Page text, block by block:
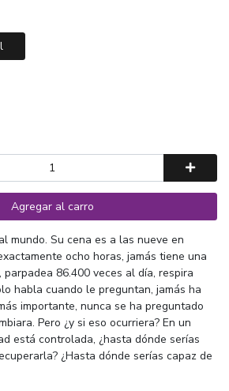
Agregar al carro
mundo. Su cena es a las nueve en
ocho horas, jamás tiene una
86.400 veces al día, respira
habla cuando le preguntan, jamás ha
importante, nunca se ha preguntado
Pero ¿y si eso ocurriera? En un
está controlada, ¿hasta dónde serías
¿Hasta dónde serías capaz de